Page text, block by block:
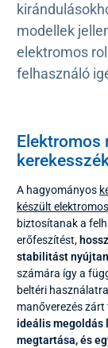
modellek
elektromos
felhasználó
Elektromos
A hagyományos
készült
biztosítanak a
erőfeszítést,
stabilitást
számára így a
beltéri
manőverezés zárt
ideális megoldás
megtartása, és